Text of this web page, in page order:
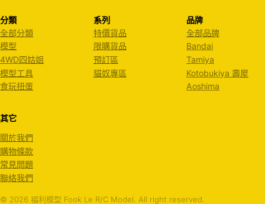
分類
全部分類
模型
4WD四姑姐
模型工具
食玩扭蛋
系列
特價貨品
限購貨品
預訂區
貓奴專區
品牌
全部品牌
Bandai
Tamiya
Kotobukiya 壽屋
Aoshima
其它
關於我們
購物條款
常見問題
聯絡我們
© 2026 福利模型 Fook Le R/C Model. All right reserved.